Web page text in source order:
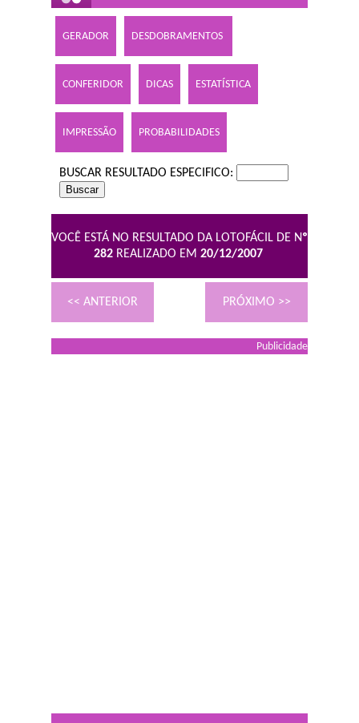
GERADOR DESDOBRAMENTOS
CONFERIDOR DICAS ESTATÍSTICA
IMPRESSÃO PROBABILIDADES
BUSCAR RESULTADO ESPECIFICO:
VOCÊ ESTÁ NO RESULTADO DA LOTOFÁCIL DE Nº
282 REALIZADO EM 20/12/2007
<< ANTERIOR PRÓXIMO >>
Publicidade